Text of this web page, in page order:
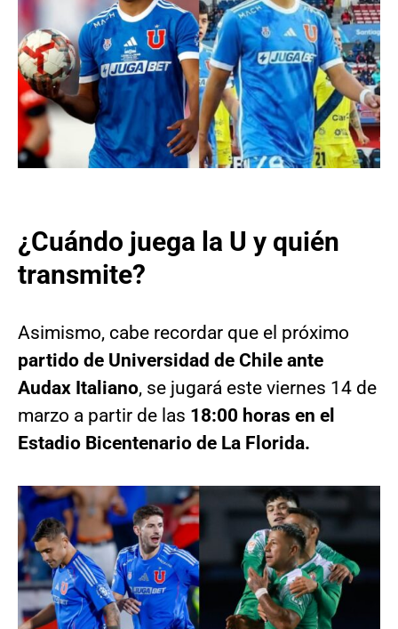
¿Cuándo juega la U y quién
transmite?
Asimismo, cabe recordar que el próximo
partido de Universidad de Chile ante
Audax Italiano, se jugará este viernes 14 de
marzo a partir de las 18:00 horas en el
Estadio Bicentenario de La Florida.